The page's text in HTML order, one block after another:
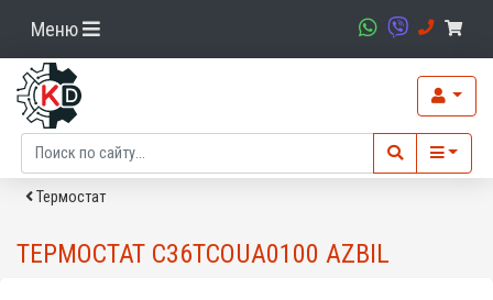
Меню
Термостат
ТЕРМОСТАТ C36TCOUA0100 AZBIL